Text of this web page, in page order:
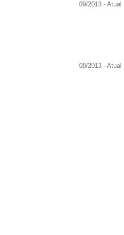
09/2013 - Atual
08/2013 - Atual